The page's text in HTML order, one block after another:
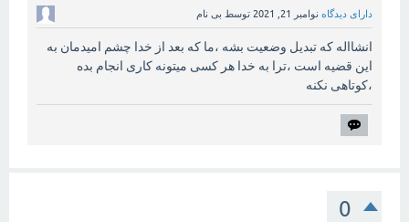
دارای دیدگاه نوامبر 21, 2021 توسط بی نام
انشااله که تبدیل وضعیت بشه ،ما که بعد از خدا چشم امیدمان به
این قضیه است ،ترا به خدا هر کسی میتونه کاری انجام بده
،کوتاهی نکنه
0